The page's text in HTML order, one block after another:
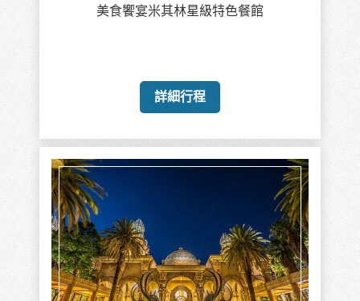
美食饗宴米其林星級特色餐館
詳細行程